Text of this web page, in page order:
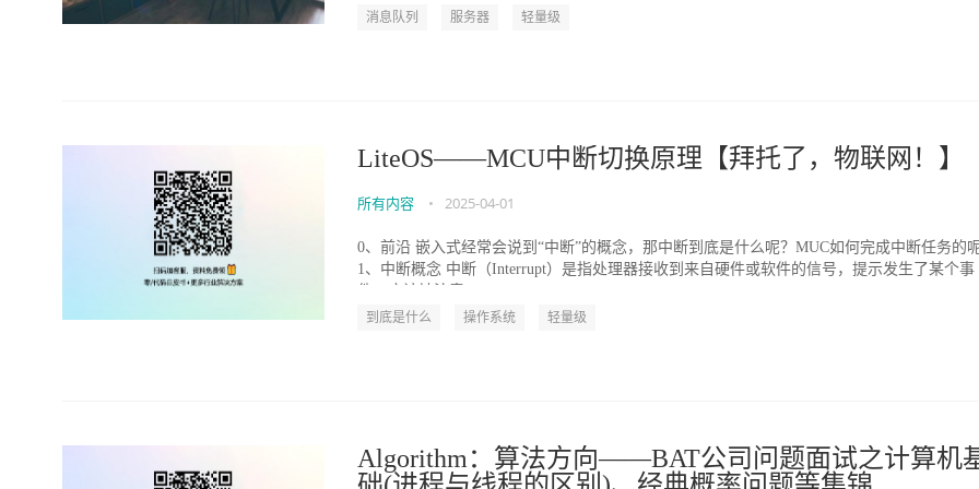
消息队列 服务器 轻量级
LiteOS——MCU中断切换原理【拜托了，物联网！】
所有内容 • 2025-04-01
0、前沿 嵌入式经常会说到“中断”的概念，那中断到底是什么呢？MUC如何完成中断任务的
1、中断概念 中断（Interrupt）是指处理器接收到来自硬件或软件的信号，提示发生了某个事
到底是什么 操作系统 轻量级
Algorithm：算法方向——BAT公司问题面试之计算机